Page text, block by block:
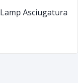
Asciugatura